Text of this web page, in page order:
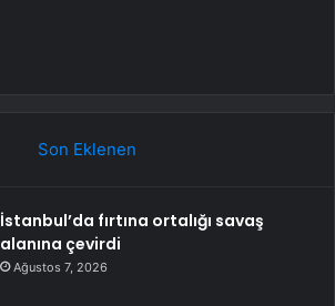
Son Eklenen
İstanbul’da fırtına ortalığı savaş
alanına çevirdi
Ağustos 7, 2026